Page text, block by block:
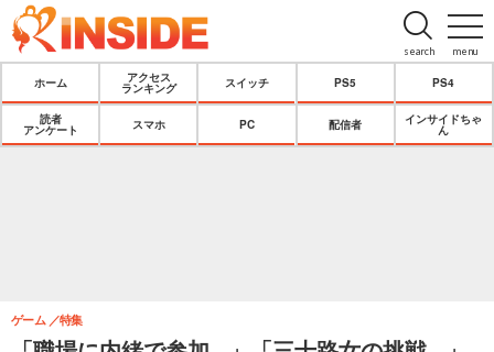
menu
search
ホーム
アクセス
ランキング
スイッチ PS5 PS4
読者
アンケート
スマホ PC 配信者
インサイドちゃ
ん
ゲーム 特集